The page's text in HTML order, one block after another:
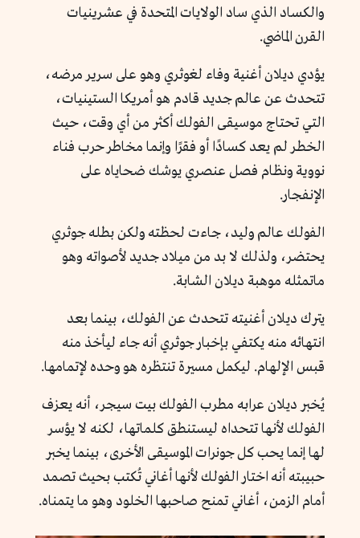
والكساد الذي ساد الولايات المتحدة في عشرينيات
القرن الماضي.
يؤدي ديلان أغنية وفاء لغوثري وهو على سرير مرضه،
تتحدث عن عالم جديد قادم هو أمريكا الستينيات،
التي تحتاج موسيقى الفولك أكثر من أي وقت، حيث
الخطر لم يعد كسادًا أو فقرًا وإنما مخاطر حرب فناء
نووية ونظام فصل عنصري يوشك ضحاياه على
الإنفجار.
الفولك عالم وليد، جاءت لحظته ولكن بطله جوثري
يحتضر، ولذلك لا بد من ميلاد جديد لأصواته وهو
ماتمثله موهبة ديلان الشابة.
يترك ديلان أغنيته تتحدث عن الفولك، بينما بعد
انتهائه منه يكتفي بإخبار جوثري أنه جاء ليأخذ منه
قبس الإلهام. ليكمل مسيرة تنتظره هو وحده لإتمامها.
يُخبر ديلان عرابه مطرب الفولك بيت سيجر، أنه يعزف
الفولك لأنها تتحداه ليستنطق كلماتها، لكنه لا يؤسر
لها إنما يحب كل جونرات الموسيقى الأخرى، بينما يخبر
حبيبته أنه اختار الفولك لأنها أغاني تُكتب بحيث تصمد
أمام الزمن، أغاني تمنح صاحبها الخلود وهو ما يتمناه.